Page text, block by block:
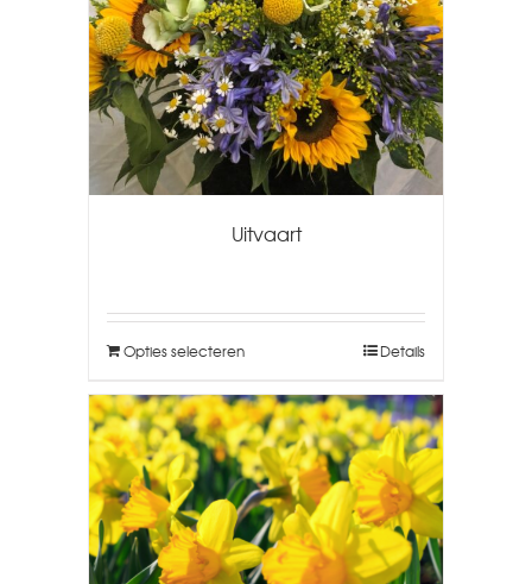
Uitvaart
Opties selecteren Details